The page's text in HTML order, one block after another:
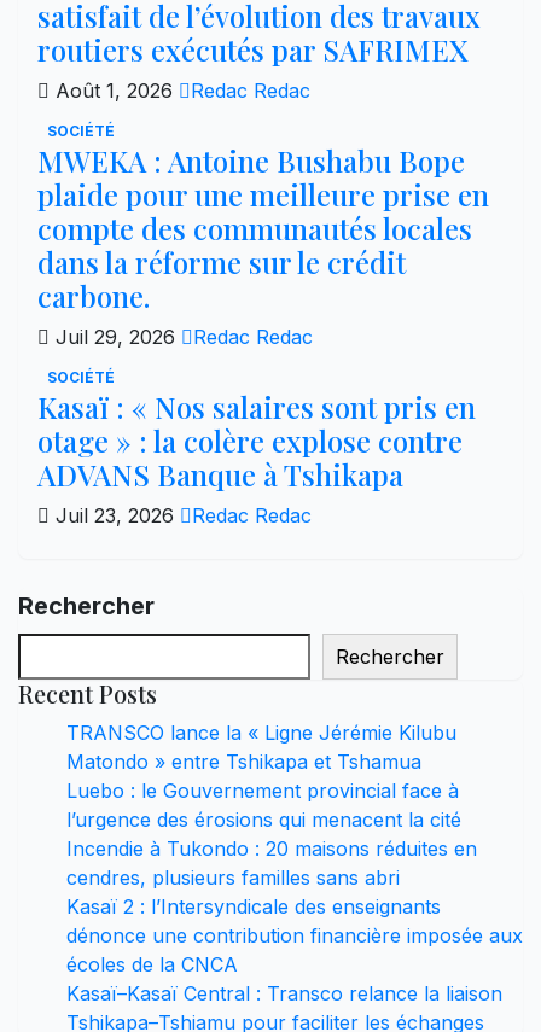
satisfait de l’évolution des travaux
routiers exécutés par SAFRIMEX
Août 1, 2026 Redac Redac
SOCIÉTÉ
MWEKA : Antoine Bushabu Bope
plaide pour une meilleure prise en
compte des communautés locales
dans la réforme sur le crédit
carbone.
Juil 29, 2026 Redac Redac
SOCIÉTÉ
Kasaï : « Nos salaires sont pris en
otage » : la colère explose contre
ADVANS Banque à Tshikapa
Juil 23, 2026 Redac Redac
Rechercher
Rechercher
Recent Posts
TRANSCO lance la « Ligne Jérémie Kilubu
Matondo » entre Tshikapa et Tshamua
Luebo : le Gouvernement provincial face à
l’urgence des érosions qui menacent la cité
Incendie à Tukondo : 20 maisons réduites en
cendres, plusieurs familles sans abri
Kasaï 2 : l’Intersyndicale des enseignants
dénonce une contribution financière imposée aux
écoles de la CNCA
Kasaï–Kasaï Central : Transco relance la liaison
Tshikapa–Tshiamu pour faciliter les échanges